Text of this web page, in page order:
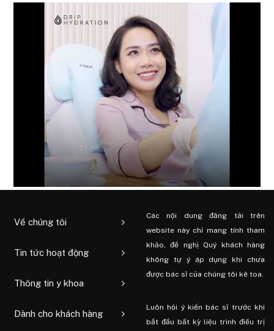
Về chúng tôi
Tin tức hoạt động
Thông tin y khoa
Dành cho khách hàng
Các nội dung đăng tải trên
website này chỉ mang tính tham
khảo, đề nghị Quý khách hàng
không tự ý áp dụng khi chưa
được bác sĩ của chúng tôi kê toa.
Luôn hỏi ý kiến ​​bác sĩ trước khi
bắt đầu bất kỳ liệu trình điều trị